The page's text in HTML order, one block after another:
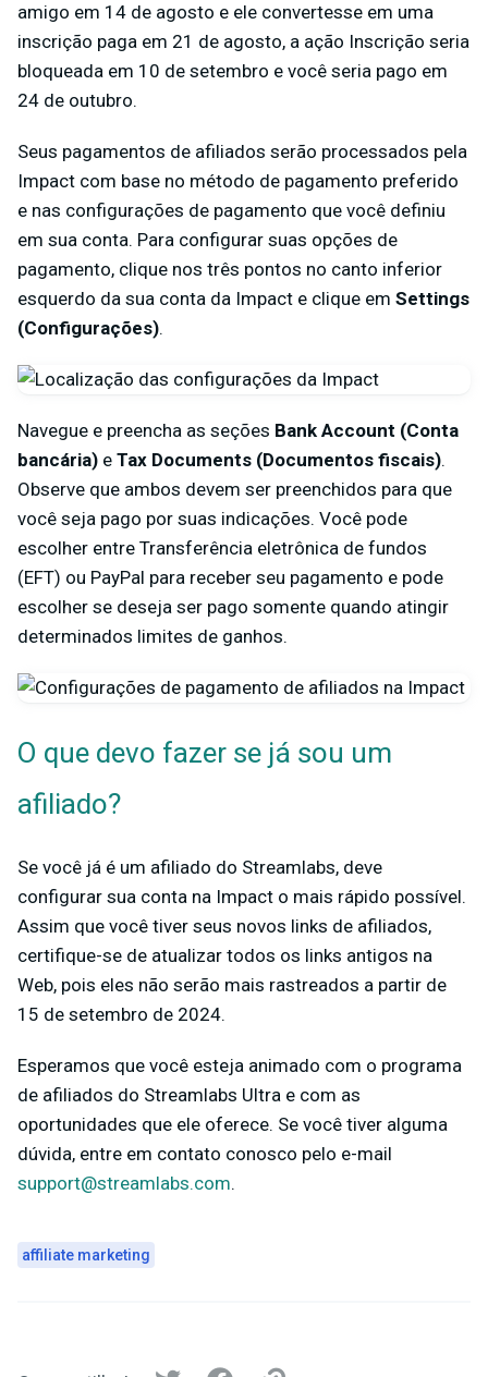
amigo em 14 de agosto e ele convertesse em uma
inscrição paga em 21 de agosto, a ação Inscrição seria
bloqueada em 10 de setembro e você seria pago em
24 de outubro.
Seus pagamentos de afiliados serão processados pela
Impact com base no método de pagamento preferido
e nas configurações de pagamento que você definiu
em sua conta. Para configurar suas opções de
pagamento, clique nos três pontos no canto inferior
esquerdo da sua conta da Impact e clique em Settings
(Configurações).
Navegue e preencha as seções Bank Account (Conta
bancária) e Tax Documents (Documentos fiscais).
Observe que ambos devem ser preenchidos para que
você seja pago por suas indicações. Você pode
escolher entre Transferência eletrônica de fundos
(EFT) ou PayPal para receber seu pagamento e pode
escolher se deseja ser pago somente quando atingir
determinados limites de ganhos.
O que devo fazer se já sou um
afiliado?
Se você já é um afiliado do Streamlabs, deve
configurar sua conta na Impact o mais rápido possível.
Assim que você tiver seus novos links de afiliados,
certifique-se de atualizar todos os links antigos na
Web, pois eles não serão mais rastreados a partir de
15 de setembro de 2024.
Esperamos que você esteja animado com o programa
de afiliados do Streamlabs Ultra e com as
oportunidades que ele oferece. Se você tiver alguma
dúvida, entre em contato conosco pelo e-mail
support@streamlabs.com.
affiliate marketing